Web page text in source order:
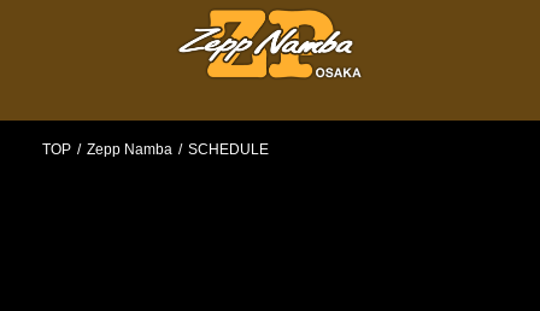
TOP Zepp Namba SCHEDULE